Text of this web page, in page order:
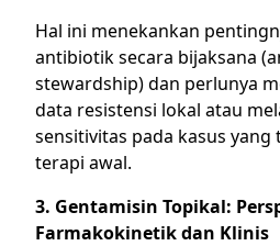
Hal ini menekankan
antibiotik secara bijaksana
stewardship) dan perlunya
data resistensi lokal atau
sensitivitas pada kasus
terapi awal.
3. Gentamisin Topikal:
Farmakokinetik dan Klinis